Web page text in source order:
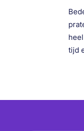
tijd